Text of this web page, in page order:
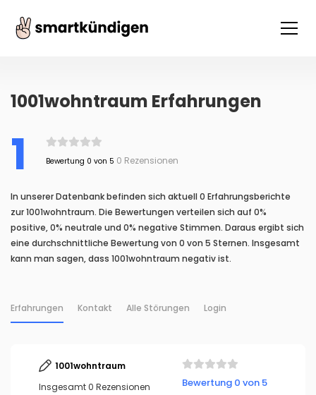
1001wohntraum Erfahrungen
1 Bewertung 0 von 5 0 Rezensionen
In unserer Datenbank befinden sich aktuell 0 Erfahrungsberichte
zur 1001wohntraum. Die Bewertungen verteilen sich auf 0%
positive, 0% neutrale und 0% negative Stimmen. Daraus ergibt sich
eine durchschnittliche Bewertung von 0 von 5 Sternen. Insgesamt
kann man sagen, dass 1001wohntraum negativ ist.
Erfahrungen Kontakt Alle Störungen Login
1001wohntraum
Insgesamt 0 Rezensionen
Bewertung 0 von 5